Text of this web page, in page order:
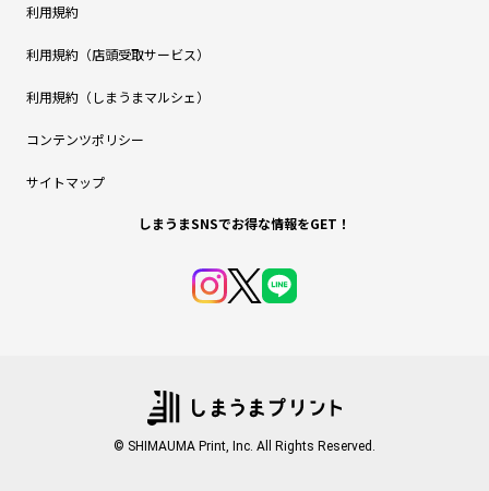
利用規約
利用規約（店頭受取サービス）
利用規約（しまうまマルシェ）
コンテンツポリシー
サイトマップ
しまうまSNSでお得な情報をGET！
© SHIMAUMA Print, Inc. All Rights Reserved.